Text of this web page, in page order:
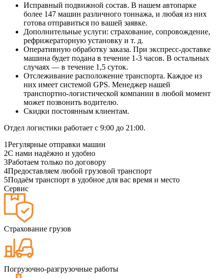
Исправный подвижной состав. В нашем автопарке
более 147 машин различного тоннажа, и любая из них
готова отправиться по вашей заявке.
Дополнительные услуги: страхование, сопровождение,
рефрижераторную установку и т. д.
Оперативную обработку заказа. При экспресс-доставке
машина будет подана в течение 1-3 часов. В остальных
случаях — в течение 1,5 суток.
Отслеживание расположение транспорта. Каждое из
них имеет системой GPS. Менеджер нашей
транспортно-логистической компании в любой момент
может позвонить водителю.
Скидки постоянным клиентам.
Отдел логистики работает с 9:00 до 21:00.
1Регулярные отправки машин
2С нами надёжно и удобно
3Работаем только по договору
4Предоставляем любой грузовой транспорт
5Подаём транспорт в удобное для вас время и место
Сервис
Страхование грузов
Погрузочно-разгрузочные работы